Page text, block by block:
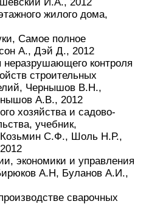
жилого дома,
Самое полное
А., Дэй Д., 2012
контроля
строительных
Чернышов В.Н.,
А.В., 2012
хозяйства и садово-
учебник,
С.Ф., Шоль Н.Р.,
экономики и управления
А.Н, Буланов А.И.,
сварочных